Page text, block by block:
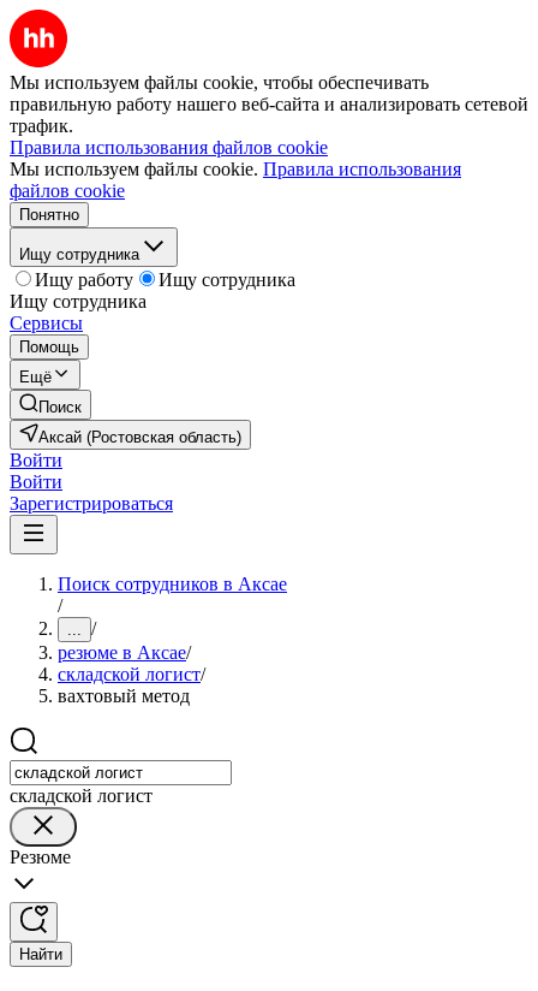
Мы используем файлы cookie, чтобы обеспечивать
правильную работу нашего веб-сайта и анализировать сетевой
трафик.
Правила использования файлов cookie
Мы используем файлы cookie. Правила использования
файлов cookie
Понятно
Ищу сотрудника
Ищу работу
Ищу сотрудника
Ищу сотрудника
Сервисы
Помощь
Ещё
Поиск
Аксай (Ростовская область)
Войти
Войти
Зарегистрироваться
Поиск сотрудников в Аксае
/
... /
резюме в Аксае/
складской логист/
вахтовый метод
складской логист
Резюме
Найти